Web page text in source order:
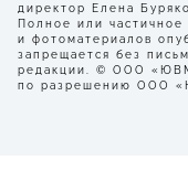
директор Елена
Полное или частичное
и фотоматериалов
запрещается без
редакции. © ООО
по разрешению ООО